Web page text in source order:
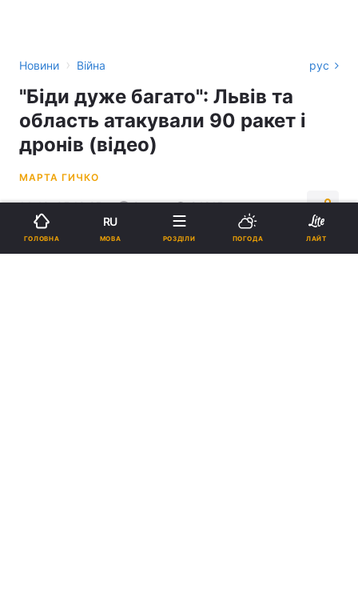
Новини › Війна рус
"Біди дуже багато": Львів та
область атакували 90 ракет і
дронів (відео)
МАРТА ГИЧКО
14:40, 05.10.25 2 хв. 24815
Підпишіться на нас в Google
ГОЛОВНА
RU
МОВА РОЗДІЛИ ПОГОДА ЛАЙТ